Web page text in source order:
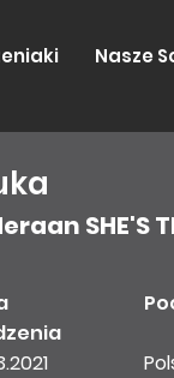
Nasze
SHE'S